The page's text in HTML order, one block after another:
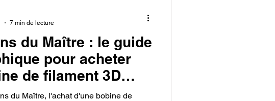
du Maître : le guide
pour acheter
de filament 3D
imprimante 3D.
du Maître, l'achat d'une bobine de
7 min de lecture